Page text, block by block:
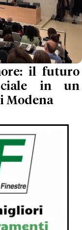
il futuro
in un
Modena